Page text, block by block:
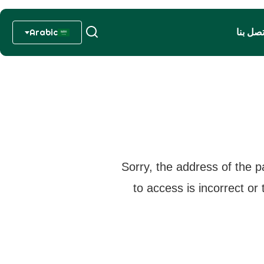
بنا Arabic
Sorry, the address of the
to access is incorrect or